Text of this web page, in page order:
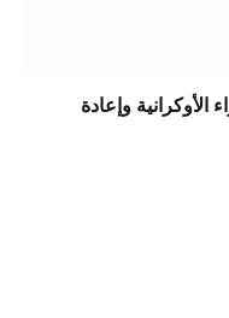
وإعادة